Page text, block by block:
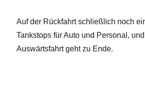
Auf der Rückfahrt schließlich noch
Tankstops für Auto und Personal,
Auswärtsfahrt geht zu Ende.